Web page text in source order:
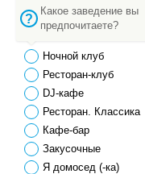
Какое заведение вы
предпочитаете?
Ночной клуб
Ресторан-клуб
DJ-кафе
Ресторан. Классика
Кафе-бар
Закусочные
Я домосед (-ка)